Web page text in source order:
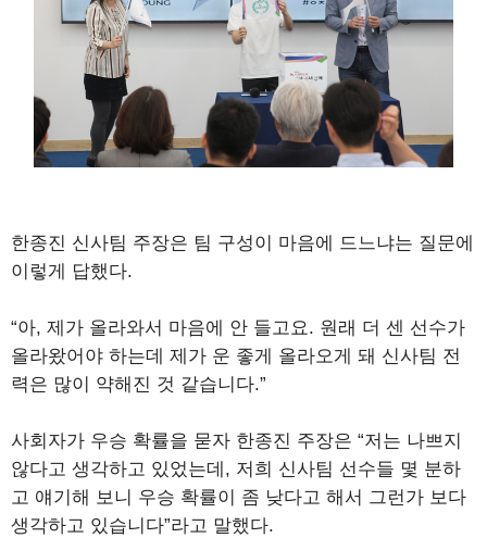
한종진 신사팀 주장은 팀 구성이 마음에 드느냐는 질문에
이렇게 답했다.
“아, 제가 올라와서 마음에 안 들고요. 원래 더 센 선수가
올라왔어야 하는데 제가 운 좋게 올라오게 돼 신사팀 전
력은 많이 약해진 것 같습니다.”
사회자가 우승 확률을 묻자 한종진 주장은 “저는 나쁘지
않다고 생각하고 있었는데, 저희 신사팀 선수들 몇 분하
고 얘기해 보니 우승 확률이 좀 낮다고 해서 그런가 보다
생각하고 있습니다”라고 말했다.